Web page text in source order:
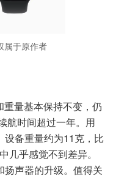
属于原作者
量基本保持不变，仍
航时间超过一年。用
设备重量约为11克，比
几乎感觉不到差异。
声器的升级。值得关